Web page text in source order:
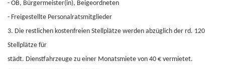
- OB, Bürgermeister(in), Beigeordneten
- Freigestellte Personalratsmitglieder
3. Die restlichen kostenfreien Stellplätze werden abzüglich der rd. 120
Stellplätze für
städt. Dienstfahrzeuge zu einer Monatsmiete von 40 € vermietet.